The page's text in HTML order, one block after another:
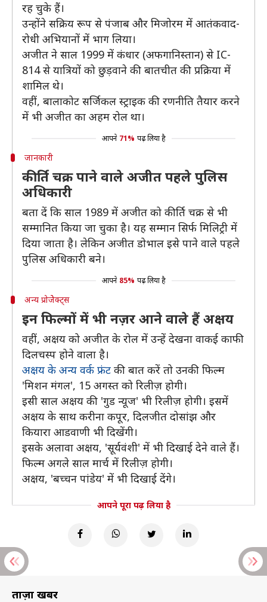
रह चुके हैं।
उन्होंने सक्रिय रूप से पंजाब और मिजोरम में आतंकवाद-
रोधी अभियानों में भाग लिया।
अजीत ने साल 1999 में कंधार (अफगानिस्तान) से IC-
814 से यात्रियों को छुड़वाने की बातचीत की प्रक्रिया में
शामिल थे।
वहीं, बालाकोट सर्जिकल स्ट्राइक की रणनीति तैयार करने
में भी अजीत का अहम रोल था।
आपने 71% पढ़ लिया है
जानकारी
कीर्ति चक्र पाने वाले अजीत पहले पुलिस
अधिकारी
बता दें कि साल 1989 में अजीत को कीर्ति चक्र से भी
सम्मानित किया जा चुका है। यह सम्मान सिर्फ मिलिट्री में
दिया जाता है। लेकिन अजीत डोभाल इसे पाने वाले पहले
पुलिस अधिकारी बने।
आपने 85% पढ़ लिया है
अन्य प्रोजेेक्ट्स
इन फिल्मों में भी नज़र आने वाले हैं अक्षय
वहीं, अक्षय को अजीत के रोल में उन्हें देखना वाकई काफी
दिलचस्प होने वाला है।
अक्षय के अन्य वर्क फ्रंट की बात करें तो उनकी फिल्म
'मिशन मंगल', 15 अगस्त को रिलीज़ होगी।
इसी साल अक्षय की 'गुड न्यूज' भी रिलीज़ होगी। इसमें
अक्षय के साथ करीना कपूर, दिलजीत दोसांझ और
कियारा आडवाणी भी दिखेंगी।
इसके अलावा अक्षय, 'सूर्यवंशी' में भी दिखाई देने वाले हैं।
फिल्म अगले साल मार्च में रिलीज़ होगी।
अक्षय, 'बच्चन पांडेय' में भी दिखाई देंगे।
आपने पूरा पढ़ लिया है
ताज़ा खबरें